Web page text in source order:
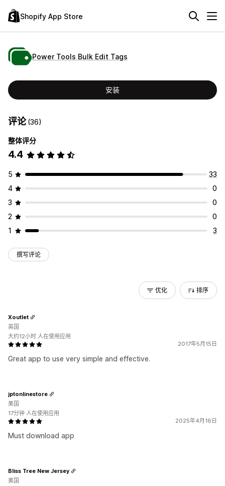
Shopify App Store
Power Tools Bulk Edit Tags
安装
评论(36)
整体评分
4.4
5
33
4
0
3
0
2
0
1
3
撰写评论
优化 排序
2017年5月15日
Great app to use very simple and effective.
Xoutlet
英国
大约12小时 人在使用应用
2025年4月16日
Must download app
jptonlinestore
美国
17分钟 人在使用应用
Bliss Tree New Jersey
美国